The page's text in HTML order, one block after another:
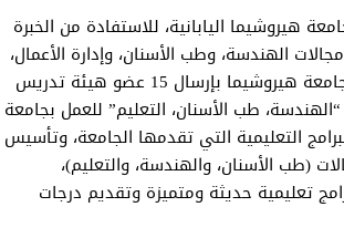
هيروشيما اليابانية، للاستفادة من الخبرة
الهندسة، وطب الأسنان، وإدارة الأعمال،
والتربية والتعليم، وينص الاتفاق على قيام جامعة هيروشيما بإرسال 15 عضو هيئة تدريس
“الهندسة، طب الأسنان، التعليم” للعمل بجامعة
التعليمية التي تقدمها الجامعة، وتأسيس
(طب الأسنان، والهندسة، والتعليم)،
تعليمية حديثة ومتميزة وتقديم درجات